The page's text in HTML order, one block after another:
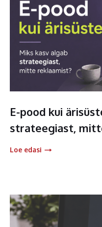
E-pood kui
strateegiast,
Loe edasi